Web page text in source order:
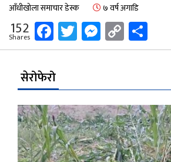
आँधीखोला समाचार डेस्क ७ वर्ष अगाडि
152
Shares Facebook
Twitter
Messenger
Copy
Link
सेरोफेरो